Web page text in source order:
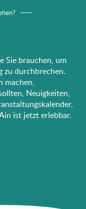
Sie brauchen, um
zu durchbrechen.
machen,
Neuigkeiten,
ist jetzt erlebbar.